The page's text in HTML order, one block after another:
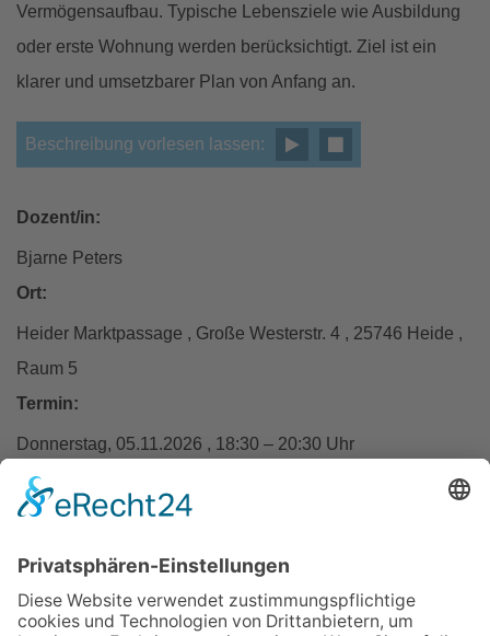
Vermögensaufbau. Typische Lebensziele wie Ausbildung
oder erste Wohnung werden berücksichtigt. Ziel ist ein
klarer und umsetzbarer Plan von Anfang an.
Beschreibung vorlesen lassen:
Dozent/in:
Bjarne Peters
Ort:
Heider Marktpassage , Große Westerstr. 4 , 25746 Heide ,
Raum 5
Termin:
Donnerstag, 05.11.2026 , 18:30 – 20:30 Uhr
Zurück